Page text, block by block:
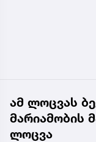
ამ ლოცვას
მარიამობის
ლოცვა